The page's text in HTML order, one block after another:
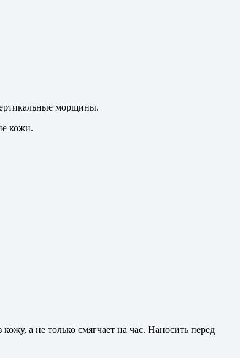
морщины.
кожи.
а не только смягчает на час. Наносить перед